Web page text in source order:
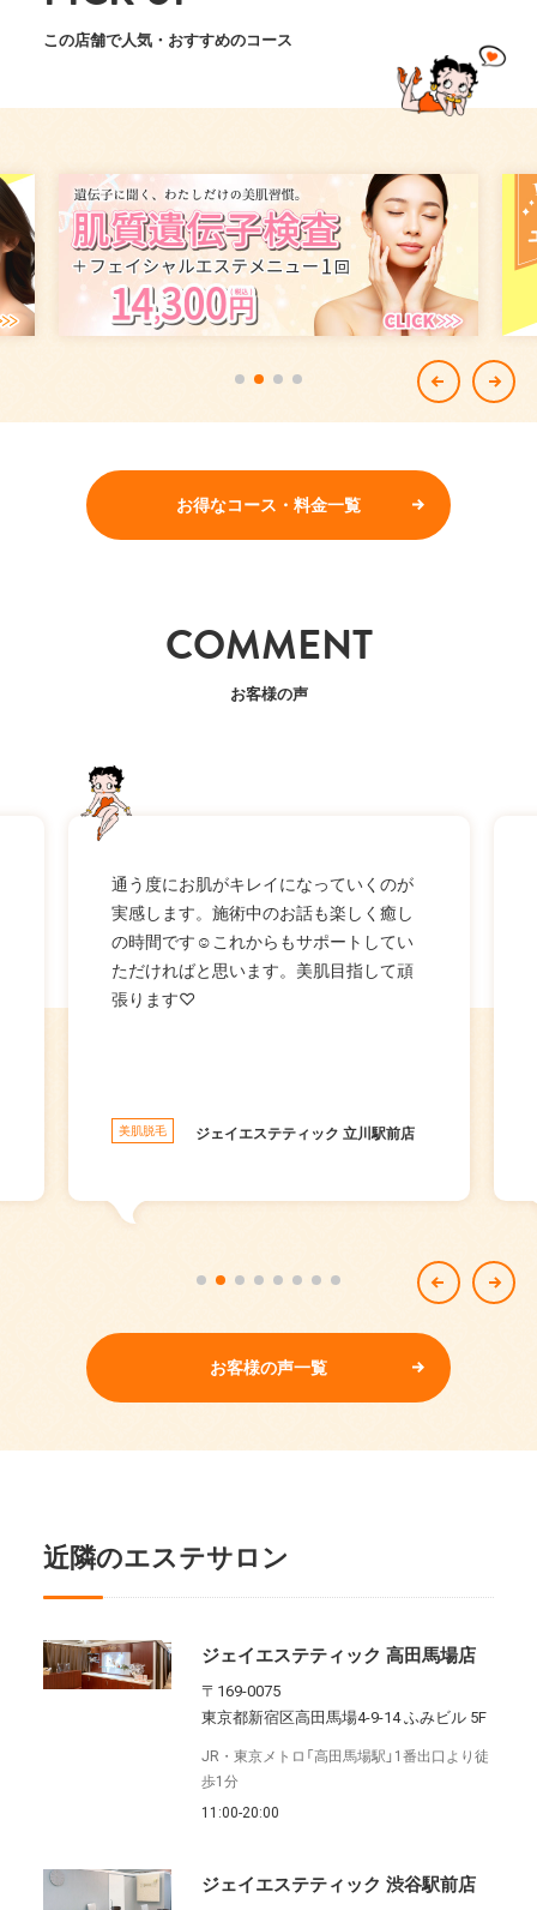
この店舗で人気・おすすめのコース
お得なコース・料金一覧
COMMENT
お客様の声
通う度にお肌がキレイになっていくのが
実感します。施術中のお話も楽しく癒し
の時間です☺これからもサポートしてい
ただければと思います。美肌目指して頑
張ります♡
美肌脱毛 ジェイエステティック 立川駅前店
お客様の声一覧
近隣のエステサロン
ジェイエステティック 高田馬場店
〒169-0075
東京都新宿区高田馬場4-9-14 ふみビル 5F
JR・東京メトロ「高田馬場駅」1番出口より徒
歩1分
11:00-20:00
ジェイエステティック 渋谷駅前店